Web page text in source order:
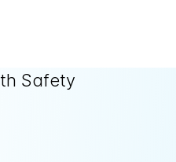
Safety